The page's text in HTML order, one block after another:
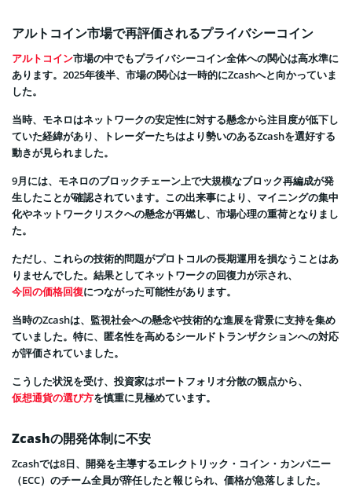
アルトコイン市場で再評価されるプライバシーコイン
アルトコイン市場の中でもプライバシーコイン全体への関心は高水準に
あります。2025年後半、市場の関心は一時的にZcashへと向かっていま
した。
当時、モネロはネットワークの安定性に対する懸念から注目度が低下し
ていた経緯があり、トレーダーたちはより勢いのあるZcashを選好する
動きが見られました。
9月には、モネロのブロックチェーン上で大規模なブロック再編成が発
生したことが確認されています。この出来事により、マイニングの集中
化やネットワークリスクへの懸念が再燃し、市場心理の重荷となりまし
た。
ただし、これらの技術的問題がプロトコルの長期運用を損なうことはあ
りませんでした。結果としてネットワークの回復力が示され、
今回の価格回復につながった可能性があります。
当時のZcashは、監視社会への懸念や技術的な進展を背景に支持を集め
ていました。特に、匿名性を高めるシールドトランザクションへの対応
が評価されていました。
こうした状況を受け、投資家はポートフォリオ分散の観点から、
仮想通貨の選び方を慎重に見極めています。
Zcashの開発体制に不安
Zcashでは8日、開発を主導するエレクトリック・コイン・カンパニー
（ECC）のチーム全員が辞任したと報じられ、価格が急落しました。